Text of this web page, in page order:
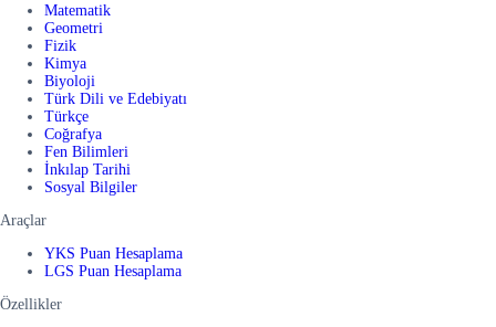
Matematik
Geometri
Fizik
Kimya
Biyoloji
Türk Dili ve Edebiyatı
Türkçe
Coğrafya
Fen Bilimleri
İnkılap Tarihi
Sosyal Bilgiler
Araçlar
YKS Puan Hesaplama
LGS Puan Hesaplama
Özellikler